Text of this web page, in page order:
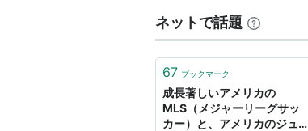
ネットで話題
67 ブックマーク
成長著しいアメリカの
MLS（メジャーリーグサッ
カー）と、アメリカのジュニ